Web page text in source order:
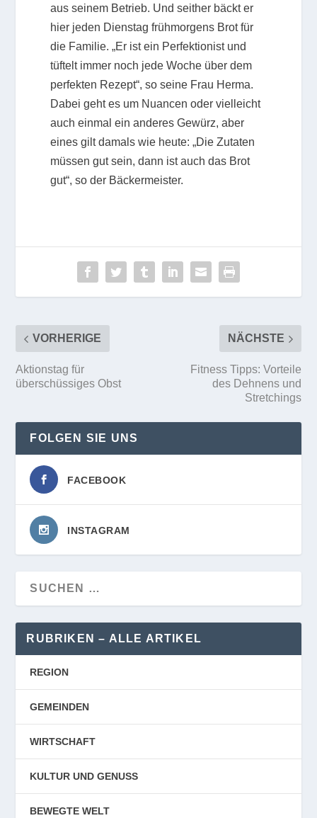
aus seinem Betrieb. Und seither bäckt er
hier jeden Dienstag frühmorgens Brot für
die Familie. „Er ist ein Perfektionist und
tüftelt immer noch jede Woche über dem
perfekten Rezept“, so seine Frau Herma.
Dabei geht es um Nuancen oder vielleicht
auch einmal ein anderes Gewürz, aber
eines gilt damals wie heute: „Die Zutaten
müssen gut sein, dann ist auch das Brot
gut“, so der Bäckermeister.
VORHERIGE
Aktionstag für
überschüssiges Obst
NÄCHSTE
Fitness Tipps: Vorteile
des Dehnens und
Stretchings
FOLGEN SIE UNS
FACEBOOK
INSTAGRAM
RUBRIKEN – ALLE ARTIKEL
REGION
GEMEINDEN
WIRTSCHAFT
KULTUR UND GENUSS
BEWEGTE WELT